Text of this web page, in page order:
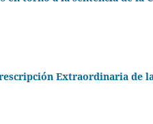
Extraordinaria de